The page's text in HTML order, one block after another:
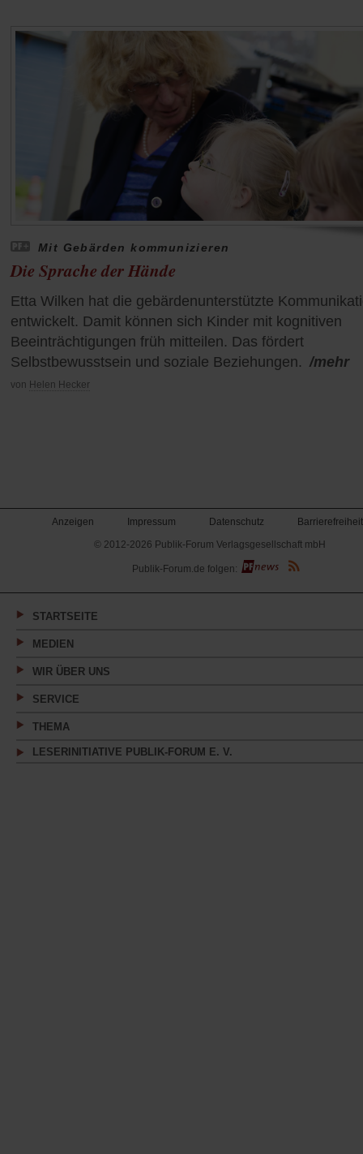
Mit Gebärden kommunizieren
Die Sprache der Hände
Etta Wilken hat die gebärdenunterstützte
entwickelt. Damit können sich Kinder mit kognitiven
Beeinträchtigungen früh mitteilen. Das fördert
Selbstbewusstsein und soziale Beziehungen. /mehr
von Helen Hecker
Anzeigen Impressum Datenschutz
Barrierefreiheit
© 2012-2026 Publik-Forum Verlagsgesellschaft mbH
(Öffnet
in
neuen
Publik-Forum.de folgen:
STARTSEITE
MEDIEN
WIR ÜBER UNS
SERVICE
THEMA
LESERINITIATIVE PUBLIK-FORUM E. V.